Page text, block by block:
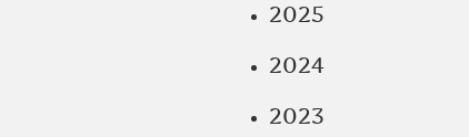
2025
2024
2023